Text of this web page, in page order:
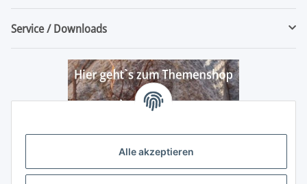
Alle akzeptieren
Service / Downloads